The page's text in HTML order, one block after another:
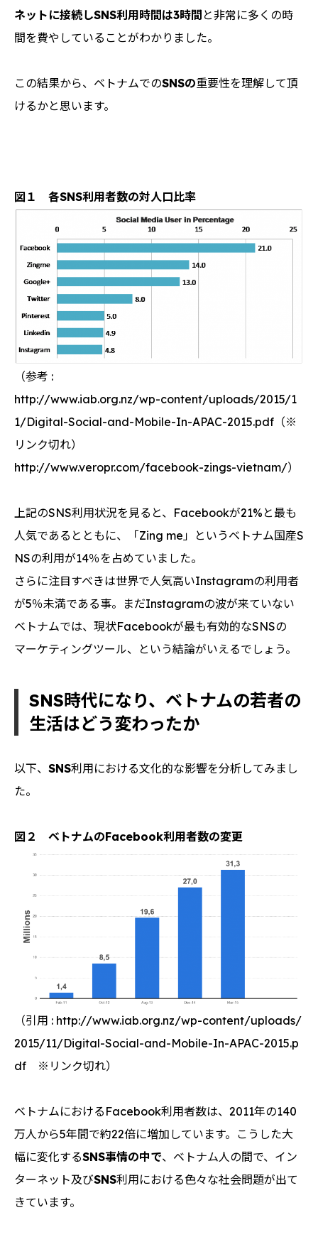
ネットに接続しSNS利用時間は3時間 と非常に多くの時
間を費やしていることがわかりました。
この結果から、ベトナムでのSNSの重要性を理解して頂
けるかと思います。
図１ 各SNS利用者数の対人口比率
（参考 :
http://www.iab.org.nz/wp-content/uploads/2015/1
1/Digital-Social-and-Mobile-In-APAC-2015.pdf（※
リンク切れ）
http://www.veropr.com/facebook-zings-vietnam/）
上記のSNS利用状況を見ると、Facebookが21%と最も
人気であるとともに、「Zing me」というベトナム国産S
NSの利用が14％を占めていました。
さらに注目すべきは世界で人気高いInstagramの利用者
が5％未満である事。まだInstagramの波が来ていない
ベトナムでは、現状Facebookが最も有効的なSNSの
マーケティングツール、という結論がいえるでしょう。
SNS時代になり、ベトナムの若者の
生活はどう変わったか
以下、 SNS利用における文化的な影響を分析してみまし
た。
図２ ベトナムのFacebook利用者数の変更
（引用 : http://www.iab.org.nz/wp-content/uploads/
2015/11/Digital-Social-and-Mobile-In-APAC-2015.p
df ※リンク切れ）
ベトナムにおけるFacebook利用者数は、2011年の140
万人から5年間で約22倍に増加しています。こうした大
幅に変化するSNS事情の中で、ベトナム人の間で、イン
ターネット及びSNS利用における色々な社会問題が出て
きています。